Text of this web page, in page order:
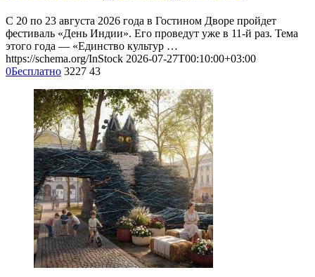
С 20 по 23 августа 2026 года в Гостином Дворе пройдет
фестиваль «День Индии». Его проведут уже в 11-й раз. Тема
этого года — «Единство культур …
https://schema.org/InStock 2026-07-27T00:10:00+03:00
0Бесплатно 3227 43